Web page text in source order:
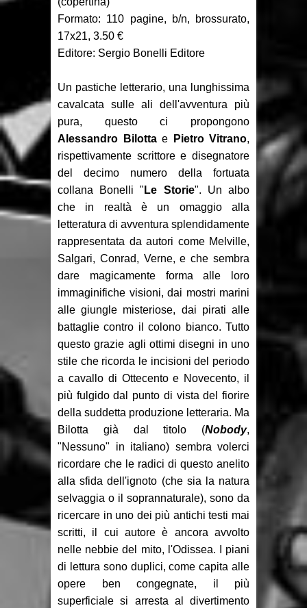
the Children 1-2
Seconda parte
Recensione: Jazz Maynard 1
Formato: 110 pagine, b/n, brossurato,
17x21, 3.50 €
Editore: Sergio Bonelli Editore
Un pastiche letterario, una lunghissima
cavalcata sulle ali dell'avventura più
pura, questo ci propongono
Alessandro Bilottae Pietro Vitrano,
rispettivamente scrittore e disegnatore
del decimo numero della fortuata
collana Bonelli " Le Storie". Un albo
che in realtà è un omaggio alla
letteratura di avventura splendidamente
rappresentata da autori come Melville,
Salgari, Conrad, Verne, e che sembra
dare magicamente forma alle loro
immaginifiche visioni, dai mostri marini
alle giungle misteriose, dai pirati alle
battaglie contro il colono bianco. Tutto
questo grazie agli ottimi disegni in uno
stile che ricorda le incisioni del periodo
a cavallo di Ottecento e Novecento, il
più fulgido dal punto di vista del fiorire
della suddetta produzione letteraria. Ma
Bilotta già dal titolo (Nobody,
"Nessuno" in italiano) sembra volerci
ricordare che le radici di questo anelito
alla sfida dell'ignoto (che sia la natura
selvaggia o il soprannaturale), sono da
ricercare in uno dei più antichi testi mai
scritti, il cui autore è ancora avvolto
nelle nebbie del mito, l'Odissea. I piani
di lettura sono duplici, come capita alle
opere ben congegnate, il più
superficiale si arresta al divertimento